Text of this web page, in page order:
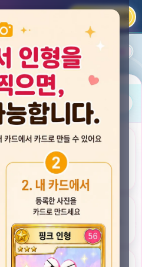
카카오 로그인
내 주변 즐겨찾기